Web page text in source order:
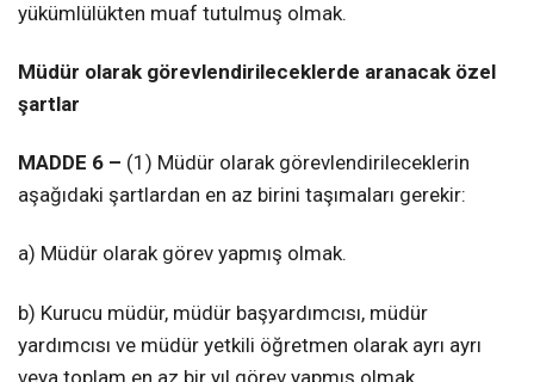
yükümlülükten muaf tutulmuş olmak.
Müdür olarak görevlendirileceklerde aranacak özel
şartlar
MADDE 6 – (1) Müdür olarak görevlendirileceklerin
aşağıdaki şartlardan en az birini taşımaları gerekir:
a) Müdür olarak görev yapmış olmak.
b) Kurucu müdür, müdür başyardımcısı, müdür
yardımcısı ve müdür yetkili öğretmen olarak ayrı ayrı
veya toplam en az bir yıl görev yapmış olmak.